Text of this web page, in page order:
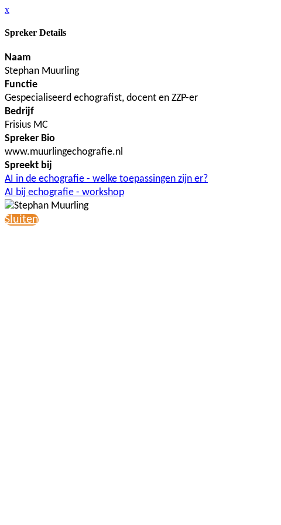
x
Spreker Details
Naam
Stephan Muurling
Functie
Gespecialiseerd echografist, docent en ZZP-er
Bedrijf
Frisius MC
Spreker Bio
www.muurlingechografie.nl
Spreekt bij
AI in de echografie - welke toepassingen zijn er?
AI bij echografie - workshop
Sluiten